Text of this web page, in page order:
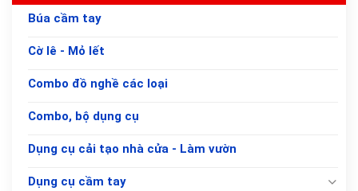
Búa cầm tay
Cờ lê - Mỏ lết
Combo đồ nghề các loại
Combo, bộ dụng cụ
Dụng cụ cải tạo nhà cửa - Làm vườn
Dụng cụ cầm tay